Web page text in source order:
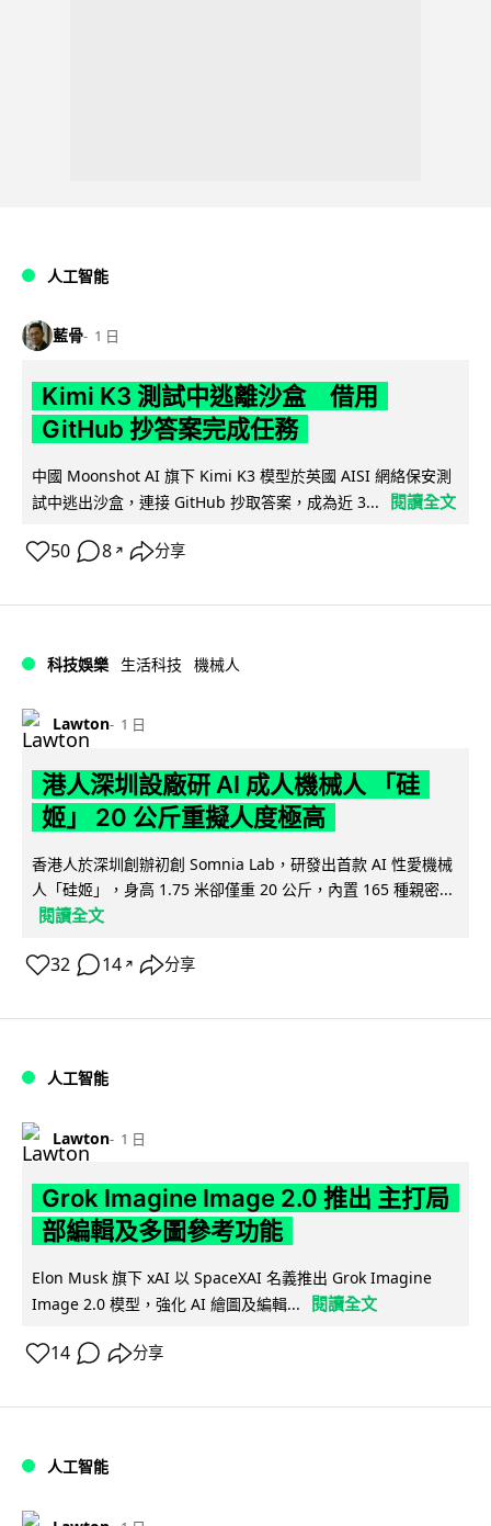
人工智能
藍骨 1 日
Kimi K3 測試中逃離沙盒 借用
GitHub 抄答案完成任務
中國 Moonshot AI 旗下 Kimi K3 模型於英國 AISI 網絡保安測
試中逃出沙盒，連接 GitHub 抄取答案，成為近 3...
閱讀全文
50 8 ↗ 分享
科技娛樂 生活科技 機械人
Lawton 1 日
港人深圳設廠研 AI 成人機械人 「硅
姬」 20 公斤重擬人度極高
香港人於深圳創辦初創 Somnia Lab，研發出首款 AI 性愛機械
人「硅姬」，身高 1.75 米卻僅重 20 公斤，內置 165 種親密...
閱讀全文
32 14 ↗ 分享
人工智能
Lawton 1 日
Grok Imagine Image 2.0 推出 主打局
部編輯及多圖參考功能
Elon Musk 旗下 xAI 以 SpaceXAI 名義推出 Grok Imagine
Image 2.0 模型，強化 AI 繪圖及編輯...
閱讀全文
14 分享
人工智能